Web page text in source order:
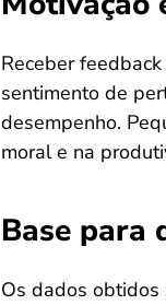
Receber
sentimento de
desempenho.
moral e na
Base para
Os dados obtidos